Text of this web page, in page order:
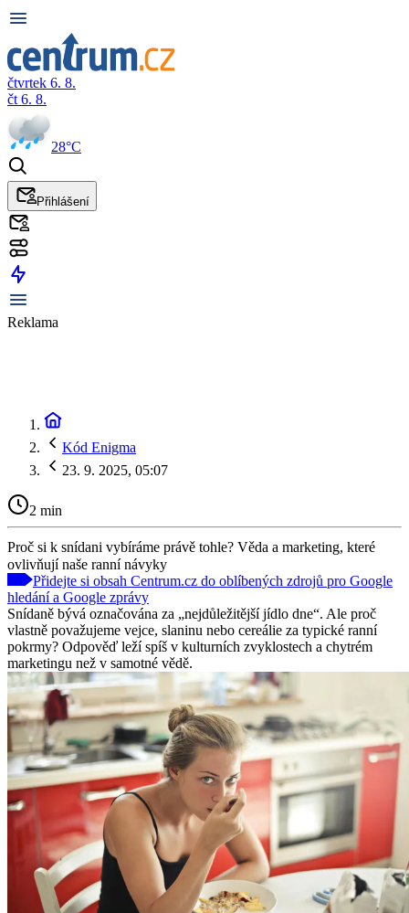
čtvrtek 6. 8.
čt 6. 8.
28°C
Přihlášení
Reklama
Kód Enigma
23. 9. 2025, 05:07
2 min
Proč si k snídani vybíráme právě tohle? Věda a marketing, které
ovlivňují naše ranní návyky
Přidejte si obsah Centrum.cz do oblíbených zdrojů pro Google
hledání a Google zprávy
Snídaně bývá označována za „nejdůležitější jídlo dne“. Ale proč
vlastně považujeme vejce, slaninu nebo cereálie za typické ranní
pokrmy? Odpověď leží spíš v kulturních zvyklostech a chytrém
marketingu než v samotné vědě.